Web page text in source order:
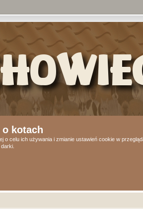
kotach
o celu ich używania i zmianie ustawień cookie w